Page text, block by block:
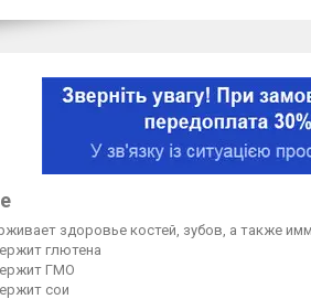
здоровье костей, зубов, а также
глютена
ГМО
сои